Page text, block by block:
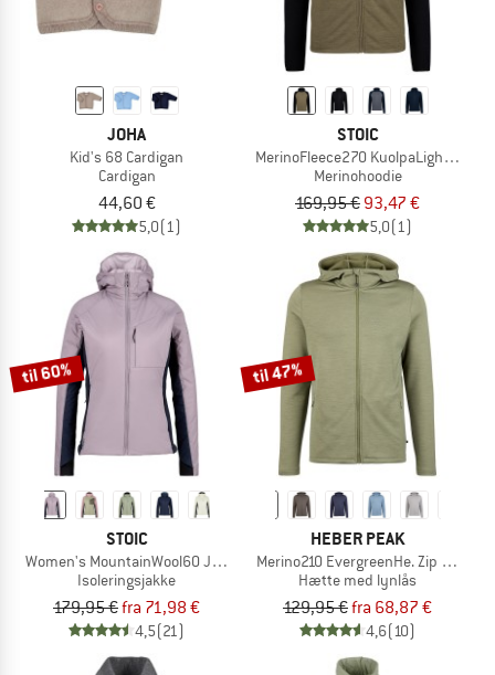
JOHA
Kid's 68 Cardigan
Cardigan
44,60 €
5,0(1)
STOIC
MerinoFleece270 KuolpaLightSt. Zip
Merinohoodie
169,95 € 93,47 €
5,0(1)
til 60%
STOIC
Women's MountainWool60 JokkmokkSt. Hybrid Hoody
Isoleringsjakke
179,95 €fra 71,98 €
4,5(21)
til 47%
HEBER PEAK
Merino210 EvergreenHe. Zip Hoody
Hætte med lynlås
129,95 €fra 68,87 €
4,6(10)